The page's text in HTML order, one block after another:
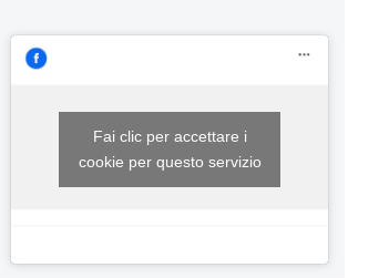
Fai clic per accettare i
cookie per questo servizio